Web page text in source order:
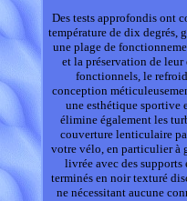
Des tests approfondis ont
température de dix degrés,
une plage de
et la préservation de leur
fonctionnels, le
conception
une esthétique sportive
élimine également les
couverture lenticulaire
votre vélo, en particulier à
livrée avec des
terminés en noir texturé
ne nécessitant aucune